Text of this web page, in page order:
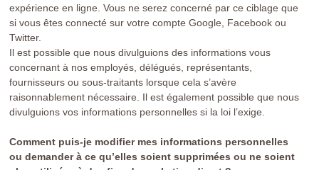
expérience en ligne. Vous ne serez concerné par ce ciblage que
si vous êtes connecté sur votre compte Google, Facebook ou
Twitter.
Il est possible que nous divulguions des informations vous
concernant à nos employés, délégués, représentants,
fournisseurs ou sous-traitants lorsque cela s’avère
raisonnablement nécessaire. Il est également possible que nous
divulguions vos informations personnelles si la loi l’exige.
Comment puis-je modifier mes informations personnelles
ou demander à ce qu’elles soient supprimées ou ne soient